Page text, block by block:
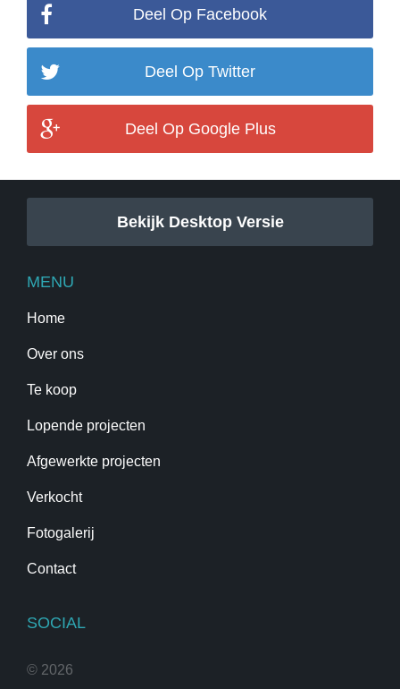
Deel Op Facebook
Deel Op Twitter
Deel Op Google Plus
Bekijk Desktop Versie
MENU
Home
Over ons
Te koop
Lopende projecten
Afgewerkte projecten
Verkocht
Fotogalerij
Contact
SOCIAL
© 2026